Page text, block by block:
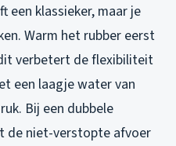
een klassieker, maar je
Warm het rubber eerst
verbetert de flexibiliteit
een laagje water van
Bij een dubbele
de niet-verstopte afvoer